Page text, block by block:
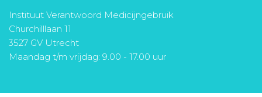
Instituut Verantwoord Medicijngebruik
Churchilllaan 11
3527 GV Utrecht
Maandag t/m vrijdag: 9.00 - 17.00 uur